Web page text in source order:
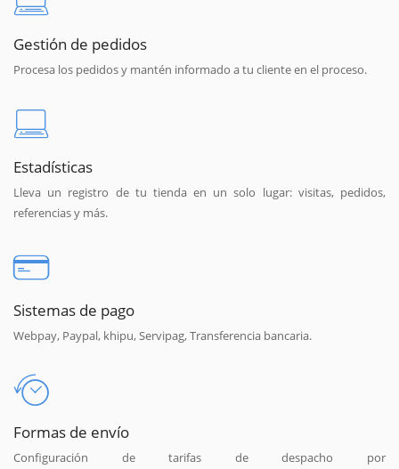
Gestión de pedidos
Procesa los pedidos y mantén informado a tu cliente en el proceso.
Estadísticas
Lleva un registro de tu tienda en un solo lugar: visitas, pedidos,
referencias y más.
Sistemas de pago
Webpay, Paypal, khipu, Servipag, Transferencia bancaria.
Formas de envío
Configuración de tarifas de despacho por